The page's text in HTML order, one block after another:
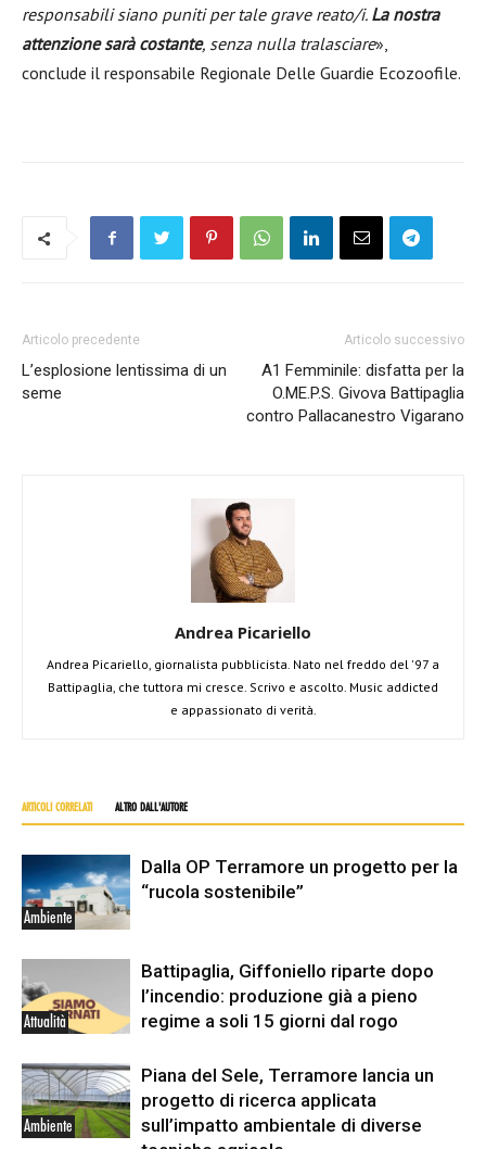
responsabili siano puniti per tale grave reato/i. La nostra
attenzione sarà costante, senza nulla tralasciare»,
conclude il responsabile Regionale Delle Guardie Ecozoofile.
Articolo precedente
L’esplosione lentissima di un
seme
Articolo successivo
A1 Femminile: disfatta per la
O.ME.P.S. Givova Battipaglia
contro Pallacanestro Vigarano
Andrea Picariello
Andrea Picariello, giornalista pubblicista. Nato nel freddo del '97 a
Battipaglia, che tuttora mi cresce. Scrivo e ascolto. Music addicted
e appassionato di verità.
ARTICOLI CORRELATI ALTRO DALL'AUTORE
Ambiente
Dalla OP Terramore un progetto per la
“rucola sostenibile”
Attualità
Battipaglia, Giffoniello riparte dopo
l’incendio: produzione già a pieno
regime a soli 15 giorni dal rogo
Ambiente
Piana del Sele, Terramore lancia un
progetto di ricerca applicata
sull’impatto ambientale di diverse